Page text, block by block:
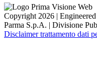
Copyright 2026 |
Parma S.p.A. | Divisione
Disclaimer trattamento dati